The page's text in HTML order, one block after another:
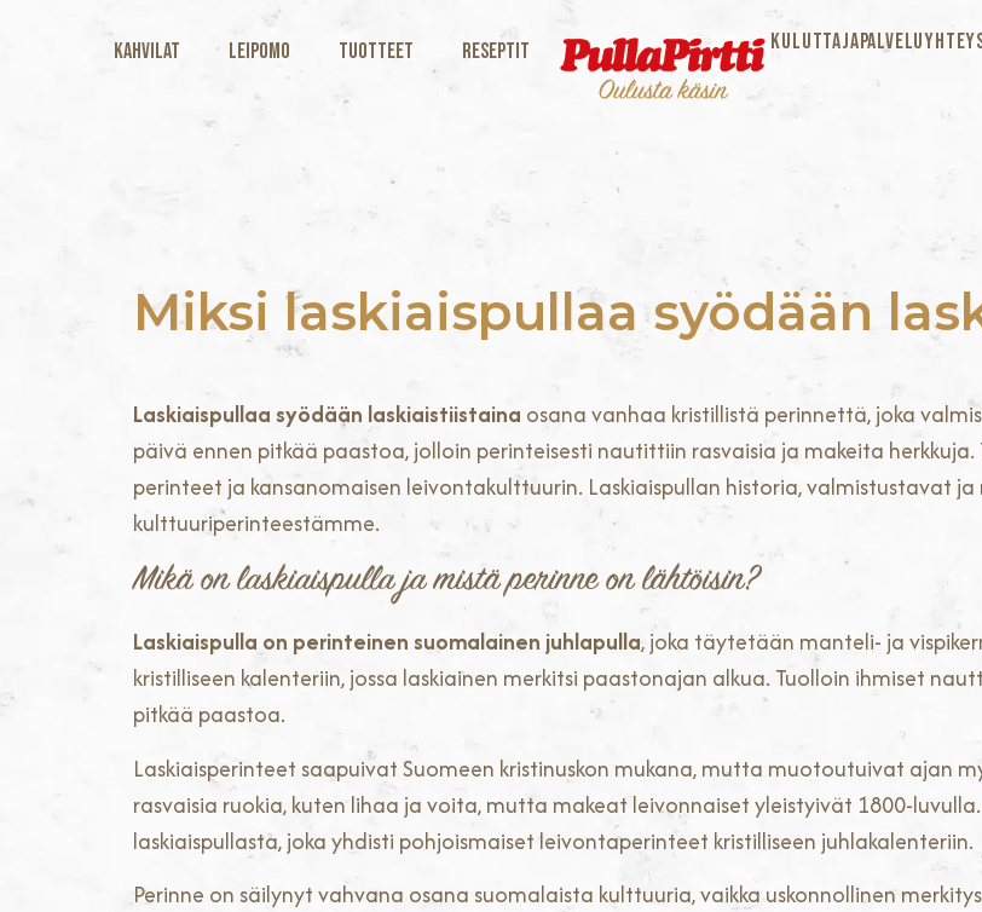
Kahvilat Leipomo Tuotteet Reseptit KULUTTAJAPALVELU
Miksi laskiaispullaa syödään
Laskiaispullaa syödään laskiaistiistaina osana vanhaa kristillistä perinnettä, joka
päivä ennen pitkää paastoa, jolloin perinteisesti nautittiin rasvaisia ja makeita
perinteet ja kansanomaisen leivontakulttuurin. Laskiaispullan historia, valmistustavat
kulttuuriperinteestämme.
Mikä on laskiaispulla ja mistä perinne on lähtöisin?
Laskiaispulla on perinteinen suomalainen juhlapulla, joka täytetään manteli- ja
kristilliseen kalenteriin, jossa laskiainen merkitsi paastonajan alkua. Tuolloin ihmiset
pitkää paastoa.
Laskiaisperinteet saapuivat Suomeen kristinuskon mukana, mutta muotoutuivat ajan
rasvaisia ruokia, kuten lihaa ja voita, mutta makeat leivonnaiset yleistyivät 1800-
laskiaispullasta, joka yhdisti pohjoismaiset leivontaperinteet kristilliseen juhlakalenteriin.
Perinne on säilynyt vahvana osana suomalaista kulttuuria, vaikka uskonnollinen